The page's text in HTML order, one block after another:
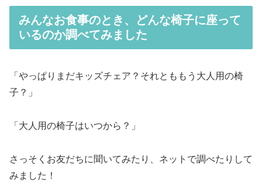
みんなお食事のとき、どんな椅子に座って
いるのか調べてみました
「やっぱりまだキッズチェア？それとももう大人用の椅
子？」
「大人用の椅子はいつから？」
さっそくお友だちに聞いてみたり、ネットで調べたりして
みました！